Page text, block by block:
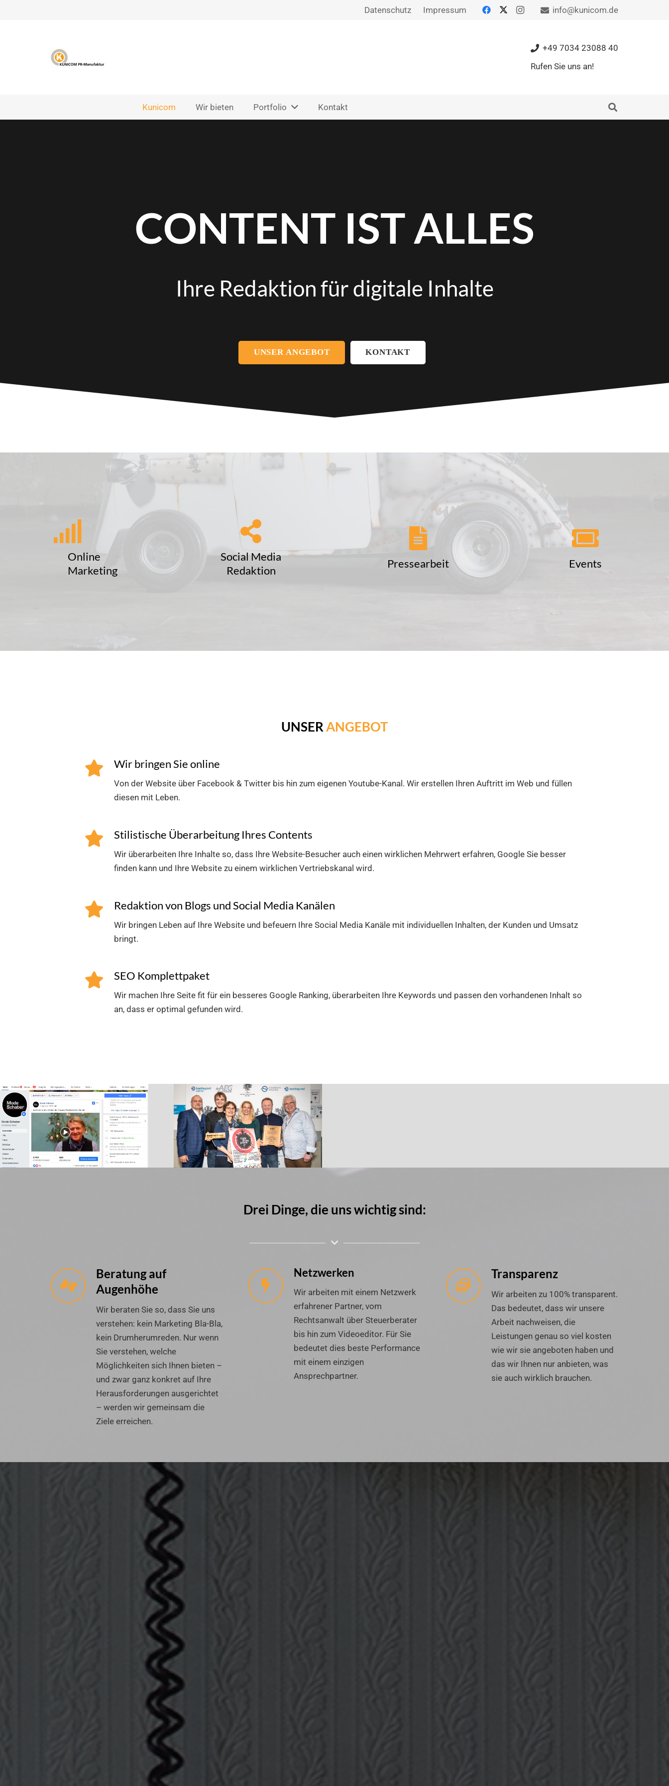
Datenschutz Impressum info@kunicom.de
+49 7034 23088 40
Rufen Sie uns an!
Kunicom Wir bieten Portfolio Kontakt
CONTENT IST ALLES
Ihre Redaktion für digitale Inhalte
UNSER ANGEBOT KONTAKT
Online
Marketing
Social Media
Redaktion
Pressearbeit Events
UNSERANGEBOT
Wir bringen Sie online
Von der Website über Facebook & Twitter bis hin zum eigenen Youtube-Kanal. Wir erstellen Ihren Auftritt im Web und füllen
diesen mit Leben.
Stilistische Überarbeitung Ihres Contents
Wir überarbeiten Ihre Inhalte so, dass Ihre Website-Besucher auch einen wirklichen Mehrwert erfahren, Google Sie besser
finden kann und Ihre Website zu einem wirklichen Vertriebskanal wird.
Redaktion von Blogs und Social Media Kanälen
Wir bringen Leben auf Ihre Website und befeuern Ihre Social Media Kanäle mit individuellen Inhalten, der Kunden und Umsatz
bringt.
SEO Komplettpaket
Wir machen Ihre Seite fit für ein besseres Google Ranking, überarbeiten Ihre Keywords und passen den vorhandenen Inhalt so
an, dass er optimal gefunden wird.
Drei Dinge, die uns wichtig sind:
Beratung auf
Augenhöhe
Wir beraten Sie so, dass Sie uns
verstehen: kein Marketing Bla-Bla,
kein Drumherumreden. Nur wenn
Sie verstehen, welche
Möglichkeiten sich Ihnen bieten –
und zwar ganz konkret auf Ihre
Herausforderungen ausgerichtet
– werden wir gemeinsam die
Ziele erreichen.
Netzwerken
Wir arbeiten mit einem Netzwerk
erfahrener Partner, vom
Rechtsanwalt über Steuerberater
bis hin zum Videoeditor. Für Sie
bedeutet dies beste Performance
mit einem einzigen
Ansprechpartner.
Transparenz
Wir arbeiten zu 100% transparent.
Das bedeutet, dass wir unsere
Arbeit nachweisen, die
Leistungen genau so viel kosten
wie wir sie angeboten haben und
das wir Ihnen nur anbieten, was
sie auch wirklich brauchen.